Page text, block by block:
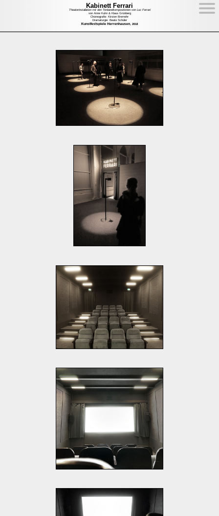
Kabinett Ferrari
Theaterinstallation mit den Tonbandkompositionen von Luc Ferrari
von Anne Kuhn& Klaus Grünberg
Choreografie: Kirsten Bremehr
Dramaturgie: Beate Schüler
Kunstfestspiele Herrenhausen , 2018